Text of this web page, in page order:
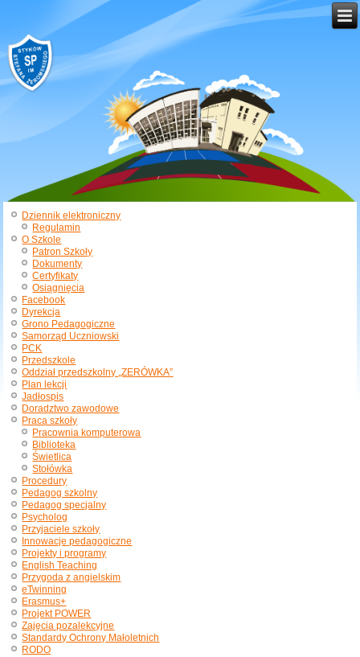
Dziennik elektroniczny
Regulamin
O Szkole
Patron Szkoły
Dokumenty
Certyfikaty
Osiągnięcia
Facebook
Dyrekcja
Grono Pedagogiczne
Samorząd Uczniowski
PCK
Przedszkole
Oddział przedszkolny „ZERÓWKA”
Plan lekcji
Jadłospis
Doradztwo zawodowe
Praca szkoły
Pracownia komputerowa
Biblioteka
Świetlica
Stołówka
Procedury
Pedagog szkolny
Pedagog specjalny
Psycholog
Przyjaciele szkoły
Innowacje pedagogiczne
Projekty i programy
English Teaching
Przygoda z angielskim
eTwinning
Erasmus+
Projekt POWER
Zajęcia pozalekcyjne
Standardy Ochrony Małoletnich
RODO